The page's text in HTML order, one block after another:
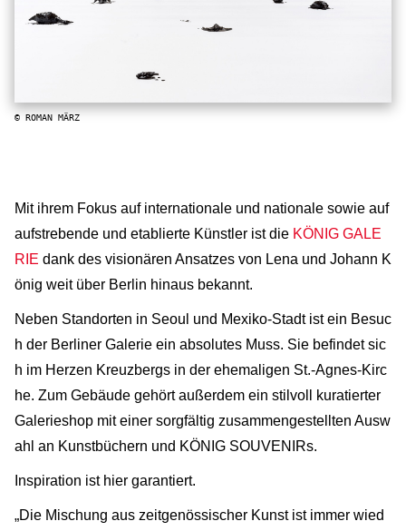
© ROMAN MÄRZ
Mit ihrem Fokus auf internationale und nationale sowie auf
aufstrebende und etablierte Künstler ist die KÖNIG GALE
RIE dank des visionären Ansatzes von Lena und Johann K
önig weit über Berlin hinaus bekannt.
Neben Standorten in Seoul und Mexiko-Stadt ist ein Besuc
h der Berliner Galerie ein absolutes Muss. Sie befindet sic
h im Herzen Kreuzbergs in der ehemaligen St.-Agnes-Kirc
he. Zum Gebäude gehört außerdem ein stilvoll kuratierter
Galerieshop mit einer sorgfältig zusammengestellten Ausw
ahl an Kunstbüchern und KÖNIG SOUVENIRs.
Inspiration ist hier garantiert.
„Die Mischung aus zeitgenössischer Kunst ist immer wied